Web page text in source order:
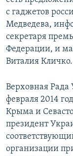
с гаджетов
Медведева,
секретаря
Федерации, и
Виталия Кличко.
Верховная
февраля 2014
Крыма и
президент
организации